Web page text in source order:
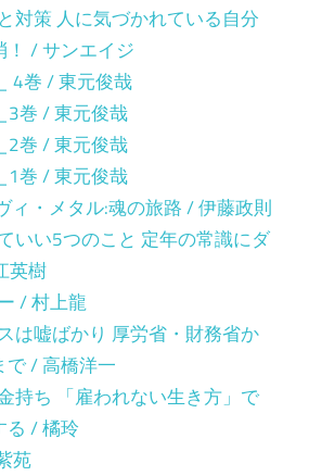
対策 人に気づかれている自分
/ サンエイジ
4巻 / 東元俊哉
巻 / 東元俊哉
巻 / 東元俊哉
巻 / 東元俊哉
ィ・メタル:魂の旅路 / 伊藤政則
いい5つのこと 定年の常識にダ
英樹
/ 村上龍
は嘘ばかり 厚労省・財務省か
で / 高橋洋一
持ち 「雇われない生き方」で
る / 橘玲
苑